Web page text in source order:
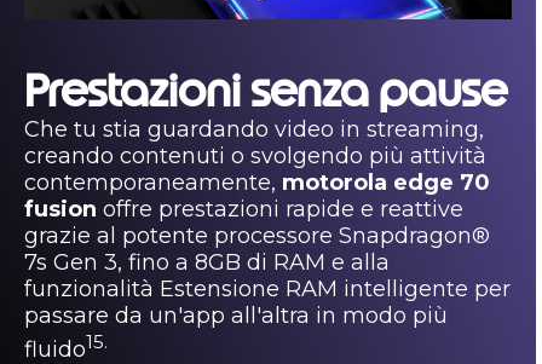
Prestazioni senza pause
Che tu stia guardando video in streaming,
creando contenuti o svolgendo più attività
contemporaneamente, motorola edge 70
fusion offre prestazioni rapide e reattive
grazie al potente processore Snapdragon®
7s Gen 3, fino a 8GB di RAM e alla
funzionalità Estensione RAM intelligente per
passare da un'app all'altra in modo più
fluido15.